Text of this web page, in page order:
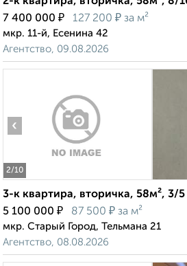
7 400 000 ₽ 127 200 ₽ за м²
мкр. 11-й, Есенина 42
Агентство, 09.08.2026
2/10
‹
3-к квартира, вторичка, 58м², 3/
5 100 000 ₽ 87 500 ₽ за м²
мкр. Старый Город, Тельмана 21
Агентство, 08.08.2026